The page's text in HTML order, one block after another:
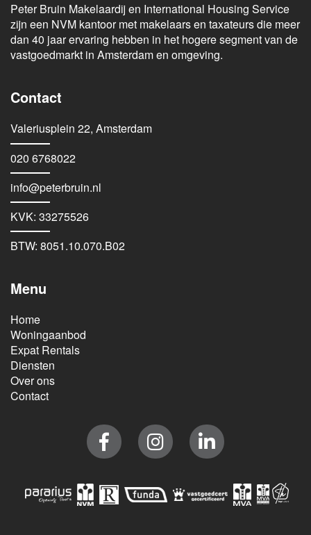
Peter Bruin Makelaardij en International Housing Service
zijn een NVM kantoor met makelaars en taxateurs die meer
dan 40 jaar ervaring hebben in het hogere segment van de
vastgoedmarkt in Amsterdam en omgeving.
Contact
Valeriusplein 22, Amsterdam
020 6768022
info@peterbruin.nl
KVK: 33275526
BTW: 8051.10.070.B02
Menu
Home
Woningaanbod
Expat Rentals
Diensten
Over ons
Contact